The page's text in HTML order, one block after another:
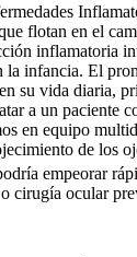
flotan en el
inflamatoria
infancia. El
su vida diaria,
a un
en equipo
de
empeorar
cirugía ocular